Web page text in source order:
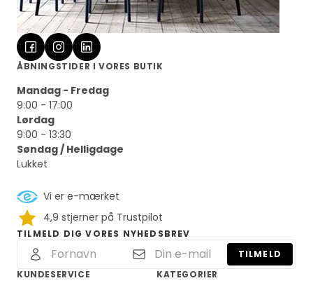
ÅBNINGSTIDER I VORES BUTIK
Mandag - Fredag
9:00 - 17:00
Lørdag
9:00 - 13:30
Søndag / Helligdage
Lukket
Vi er e-mærket
4,9 stjerner på Trustpilot
TILMELD DIG VORES NYHEDSBREV
TILMELD
KUNDESERVICE
KATEGORIER